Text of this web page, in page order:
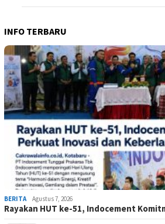
INFO TERBARU
BERITA Agustus 7, 2026
Rayakan HUT ke-51, Indocement